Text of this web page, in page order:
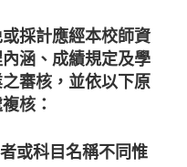
採計應經本校師資
涵、成績規定及學
審核，並依以下原
核：
或科目名稱不同惟